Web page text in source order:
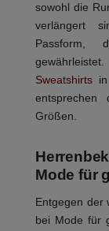
sowohl die
verlängert
Passform,
Sweatshirts
entsprechen
Größen.
Mode für
Entgegen der
bei Mode für